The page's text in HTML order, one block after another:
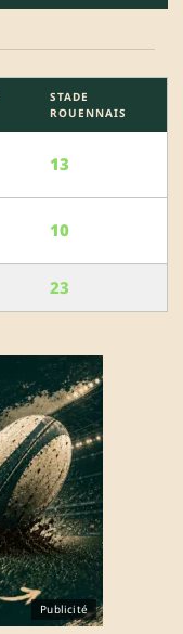
STADE
ROUENNAIS
13
10
23
Publicité